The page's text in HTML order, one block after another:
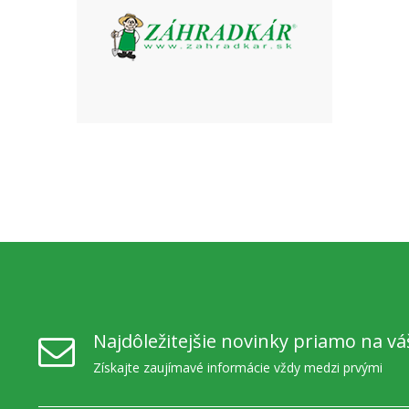
Najdôležitejšie novinky priamo na
Získajte zaujímavé informácie vždy medzi prvými